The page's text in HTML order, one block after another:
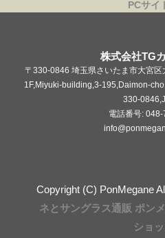
PCサイ
株式会社TG
〒330-0846 埼玉県さいたま市大宮
1F,Miyuki-building,3-195,Daimon-
330-
電話番号:
Copyright (C) PonMegane
ネとサングラス通販 ポン
ショ